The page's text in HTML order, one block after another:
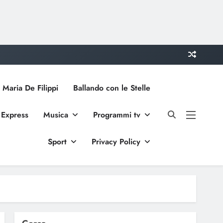
De Filippi Ballando con le Stelle
Musica Programmi tv
Sport Privacy Policy